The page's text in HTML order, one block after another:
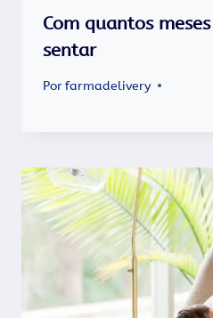
Com quantos
sentar
Porfarmadelivery